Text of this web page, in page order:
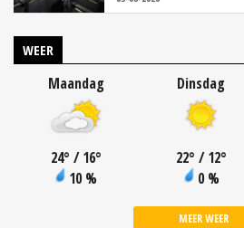
WEER
Maandag
24° / 16°
10 %
Dinsdag
22° / 12°
0 %
MEER WEER